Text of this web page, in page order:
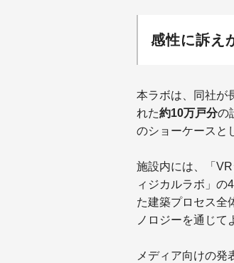
感性に訴え
本ラボは、同社が
れた約10万戸分の
のショーケースと
施設内には、「
ィジカルラボ」の
た建築プロセス全
ノロジーを通じて
メディア向けの発